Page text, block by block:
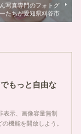
写真専門のフォトグ
たちが愛知県刈谷市
もっと自由な
表示、画像容量無制
機能を開放しよう。